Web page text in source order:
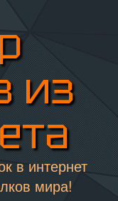
из
в интернет
мира!